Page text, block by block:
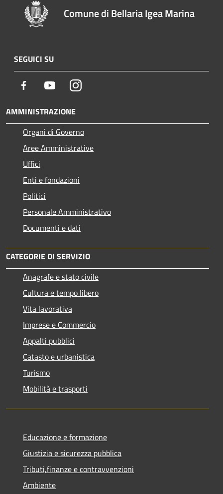
Comune di Bellaria Igea Marina
SEGUICI SU
Facebook YoutubeInstagram
AMMINISTRAZIONE
Organi di Governo
Aree Amministrative
Uffici
Enti e fondazioni
Politici
Personale Amministrativo
Documenti e dati
CATEGORIE DI SERVIZIO
Anagrafe e stato civile
Cultura e tempo libero
Vita lavorativa
Imprese e Commercio
Appalti pubblici
Catasto e urbanistica
Turismo
Mobilità e trasporti
Educazione e formazione
Giustizia e sicurezza pubblica
Tributi,finanze e contravvenzioni
Ambiente